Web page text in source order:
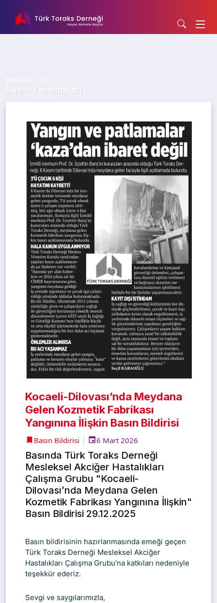
Basın Yansımaları
Kocaeli-Dilovası’nda Meydana
Gelen Kozmetik Fabrikası
Yangınına İlişkin Basın Bildirisi
Basın Bildirisi 6 Mart 2026
Basında Türk Toraks Derneği
Mesleksel Akciğer Hastalıkları
Çalışma Grubu "Kocaeli-
Dilovası’nda Meydana Gelen
Kozmetik Fabrikası Yangınına İlişkin"
Basın Bildirisi 29.12.2025
Basın bildirisinin hazırlanmasında emeği geçen
Türk Toraks Derneği Mesleksel Akciğer
Hastalıkları Çalışma Grubu'na katkıları nedeniyle
teşekkür ederiz.
Sevgi ve saygılarımızla,